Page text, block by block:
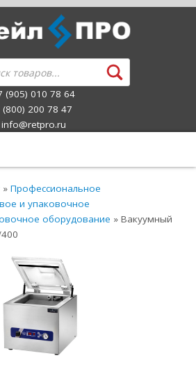
(905) 010 78 64
(800) 200 78 47
info@retpro.ru
»Профессиональное
и упаковочное
оборудование » Вакуумный